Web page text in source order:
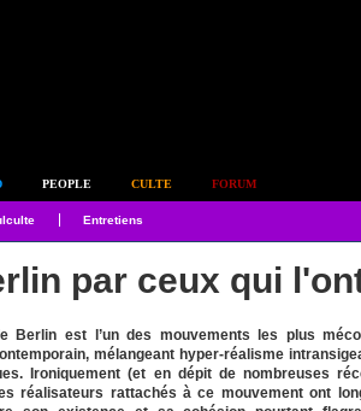
PEOPLE CULTE FORUM
Entretiens
par ceux qui
Berlin est l’un des mouvements les plus
mélangeant hyper-réalisme
Ironiquement (et en dépit de nombreuses
réalisateurs rattachés à ce mouvement ont